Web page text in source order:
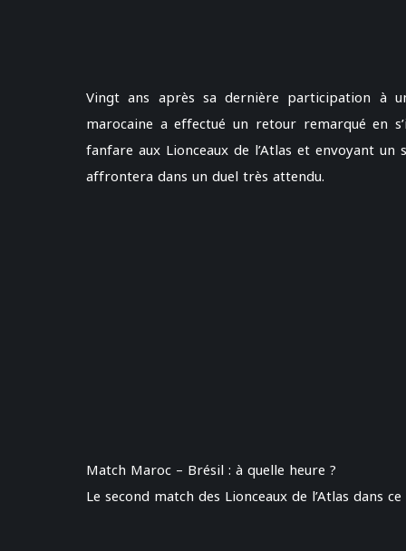
Vingt ans après sa dernière participation à
marocaine a effectué un retour remarqué en
fanfare aux Lionceaux de l’Atlas et envoyant
affrontera dans un duel très attendu.
Match Maroc – Brésil : à quelle heure ?
Le second match des Lionceaux de l’Atlas dans